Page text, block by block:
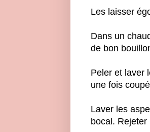
Les laisser
Dans un
de bon
Peler et laver
une fois
Laver les
bocal.